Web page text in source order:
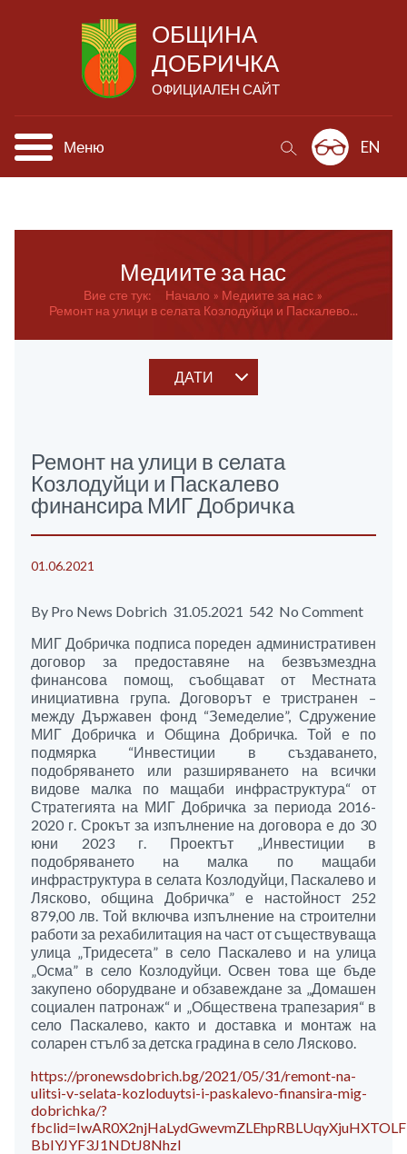
ОБЩИНА
ДОБРИЧКА
ОФИЦИАЛЕН САЙТ
Меню EN
Медиите за нас
Вие сте тук: Начало
Медиите за нас
Ремонт на улици в селата Козлодуйци и Паскалево...
ДАТИ
Ремонт на улици в селата
Козлодуйци и Паскалево
финансира МИГ Добричка
01.06.2021
By Pro News Dobrich 31.05.2021 542 No Comment
МИГ Добричка подписа пореден административен
договор за предоставяне на безвъзмездна
финансова помощ, съобщават от Местната
инициативна група. Договорът е тристранен –
между Държавен фонд “Земеделие”, Сдружение
МИГ Добричка и Община Добричка. Той е по
подмярка “Инвестиции в създаването,
подобряването или разширяването на всички
видове малка по мащаби инфраструктура“ от
Стратегията на МИГ Добричка за периода 2016-
2020 г. Срокът за изпълнение на договора е до 30
юни 2023 г. Проектът „Инвестиции в
подобряването на малка по мащаби
инфраструктура в селата Козлодуйци, Паскалево и
Лясково, община Добричка” е настойност 252
879,00 лв. Той включва изпълнение на строителни
работи за рехабилитация на част от съществуваща
улица „Тридесета” в село Паскалево и на улица
„Осма” в село Козлодуйци. Освен това ще бъде
закупено оборудване и обзавеждане за „Домашен
социален патронаж“ и „Обществена трапезария“ в
село Паскалево, както и доставка и монтаж на
соларен стълб за детска градина в село Лясково.
https://pronewsdobrich.bg/2021/05/31/remont-na-
ulitsi-v-selata-kozloduytsi-i-paskalevo-finansira-mig-
dobrichka/?
BbIYJYF3J1NDtJ8NhzI